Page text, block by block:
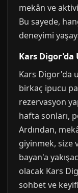
mekân ve
Bu sayede,
deneyimi
Kars Digor'da
Kars Digor'da
birkaç ipucu
rezervasyon
hafta sonları,
Ardından,
giyinmek, size
bayan'a
olacak Kars
sohbet ve